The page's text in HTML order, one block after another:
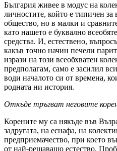
България живее в модус на
личностите, който е типичен за
общество, но в малки и
като нашето е буквално
средства. И, естествено,
какъв точно начин печели
изрази на този всеобхватен
предполагам, само е засилил
води началото си от времена,
родната ни история.
Откъде тръгват неговите
Корените му са някъде във
задругата, на еснафа, на
предприемачество, при което
от най-решаващо естество.